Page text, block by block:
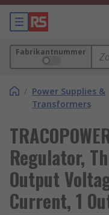
Fabrikantnummer
/ Power Supplies &
Transformers
Regulator,
Output
Current, 1